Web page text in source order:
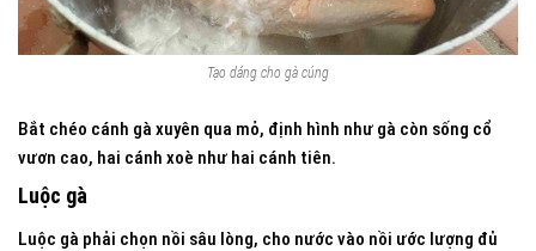
Tạo dáng cho gà cúng
Bắt chéo cánh gà xuyên qua mỏ, định hình như gà còn sống cổ
vươn cao, hai cánh xoè như hai cánh tiên.
Luộc gà
Luộc gà phải chọn nồi sâu lòng, cho nước vào nồi ước lượng đủ